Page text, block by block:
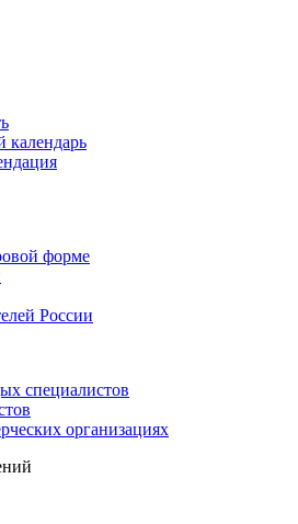
календарь
форме
России
специалистов
организациях